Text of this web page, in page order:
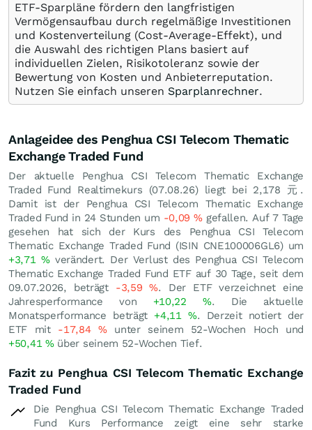
ETF-Sparpläne fördern den langfristigen
Vermögensaufbau durch regelmäßige Investitionen
und Kostenverteilung (Cost-Average-Effekt), und
die Auswahl des richtigen Plans basiert auf
individuellen Zielen, Risikotoleranz sowie der
Bewertung von Kosten und Anbieterreputation.
Nutzen Sie einfach unseren Sparplanrechner.
Anlageidee des Penghua CSI Telecom Thematic
Exchange Traded Fund
Der aktuelle Penghua CSI Telecom Thematic Exchange
Traded Fund Realtimekurs (07.08.26) liegt bei 2,178 元 .
Damit ist der Penghua CSI Telecom Thematic Exchange
Traded Fund in 24 Stunden um -0,09%gefallen. Auf 7 Tage
gesehen hat sich der Kurs des Penghua CSI Telecom
Thematic Exchange Traded Fund (ISIN CNE100006GL6) um
+3,71 %verändert. Der Verlust des Penghua CSI Telecom
Thematic Exchange Traded Fund ETF auf 30 Tage, seit dem
09.07.2026, beträgt -3,59%. Der ETF verzeichnet eine
Jahresperformance von +10,22%. Die aktuelle
Monatsperformance beträgt +4,11 %. Derzeit notiert der
ETF mit -17,84 %unter seinem 52-Wochen Hoch und
+50,41 %über seinem 52-Wochen Tief.
Fazit zu Penghua CSI Telecom Thematic Exchange
Traded Fund
Die Penghua CSI Telecom Thematic Exchange Traded
Fund Kurs Performance zeigt eine sehr starke